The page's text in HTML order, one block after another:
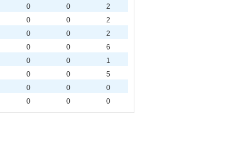
0 0
2
0 0
2
0 0
2
0 0
6
0 0
1
0 0
5
0 0
0
0 0 0